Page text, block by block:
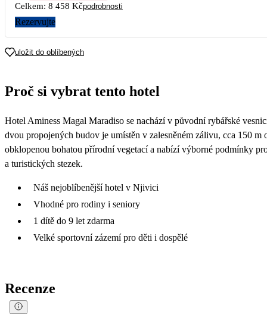
19 20 21 22
Celkem: 8 458 Kčpodrobnosti
Rezervujte
uložit do oblíbených
Proč si vybrat tento hotel
Hotel Aminess Magal Maradiso se nachází v původní rybářské
dvou propojených budov je umístěn v zalesněném zálivu, cca 150
obklopenou bohatou přírodní vegetací a nabízí výborné podmínky
a turistických stezek.
Náš nejoblíbenější hotel v Njivici
Vhodné pro rodiny i seniory
1 dítě do 9 let zdarma
Velké sportovní zázemí pro děti i dospělé
Recenze